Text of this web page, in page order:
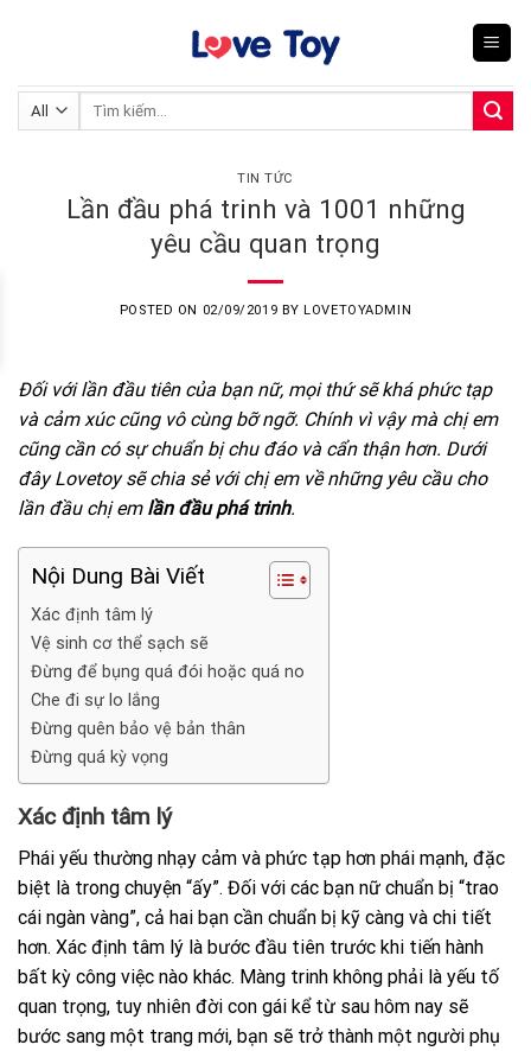
Tìm
TIN TỨC
Lần đầu phá trinh và 1001 những
yêu cầu quan trọng
POSTED ON 02/09/2019 BYLOVETOYADMIN
Đối với lần đầu tiên của bạn nữ, mọi thứ sẽ khá phức tạp
và cảm xúc cũng vô cùng bỡ ngỡ. Chính vì vậy mà chị em
cũng cần có sự chuẩn bị chu đáo và cẩn thận hơn. Dưới
đây Lovetoy sẽ chia sẻ với chị em về những yêu cầu cho
lần đầu chị em lần đầu phá trinh.
Nội Dung Bài Viết
Xác định tâm lý
Vệ sinh cơ thể sạch sẽ
Đừng để bụng quá đói hoặc quá no
Che đi sự lo lắng
Đừng quên bảo vệ bản thân
Đừng quá kỳ vọng
Xác định tâm lý
Phái yếu thường nhạy cảm và phức tạp hơn phái mạnh, đặc
biệt là trong chuyện “ấy”. Đối với các bạn nữ chuẩn bị “trao
cái ngàn vàng”, cả hai bạn cần chuẩn bị kỹ càng và chi tiết
hơn. Xác định tâm lý là bước đầu tiên trước khi tiến hành
bất kỳ công việc nào khác. Màng trinh không phải là yếu tố
quan trọng, tuy nhiên đời con gái kể từ sau hôm nay sẽ
bước sang một trang mới, bạn sẽ trở thành một người phụ